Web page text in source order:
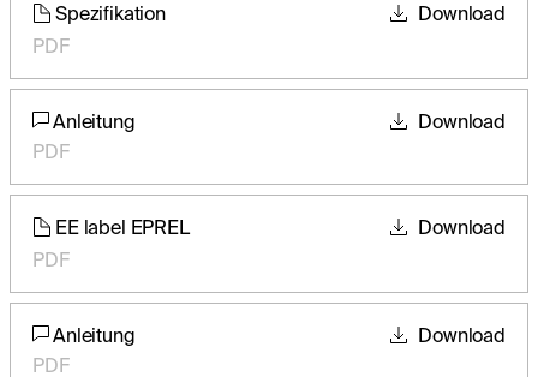
Spezifikation
PDF
Download
Anleitung
PDF
Download
EE label EPREL
PDF
Download
Anleitung
PDF
Download